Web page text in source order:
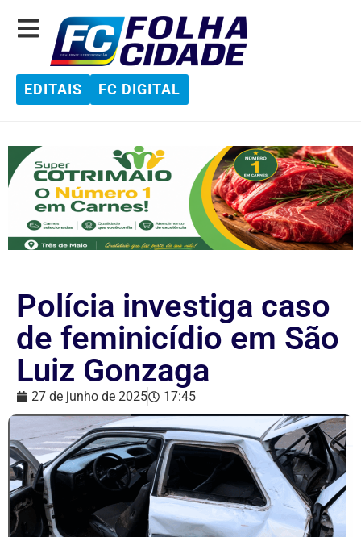
EDITAIS FC DIGITAL
Polícia investiga caso
de feminicídio em São
Luiz Gonzaga
27 de junho de 2025 17:45